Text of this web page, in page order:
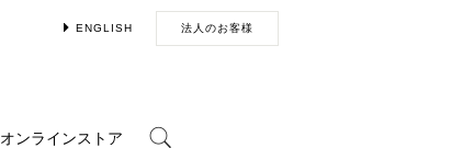
ENGLISH 法人のお客様
オンラインストア